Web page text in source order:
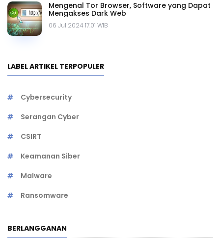
Mengenal Tor Browser, Software yang Dapat
Mengakses Dark Web
06 Jul 2024 17.01 WIB
LABEL ARTIKEL TERPOPULER
Cybersecurity
Serangan Cyber
CSIRT
Keamanan Siber
Malware
Ransomware
BERLANGGANAN